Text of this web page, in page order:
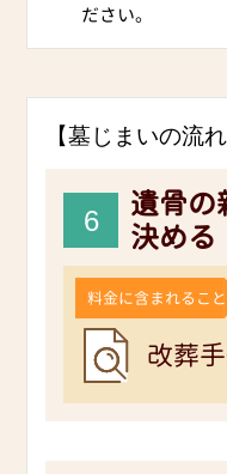
ださい。
【墓じまいの流れ
6
遺骨の
決める
料金に含まれること
改葬